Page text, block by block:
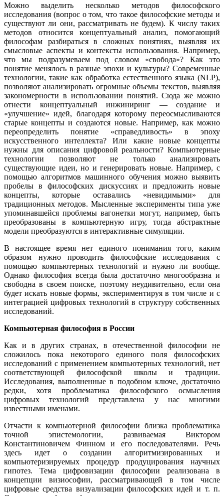
Можно выделить несколько методов философского
исследования (вопрос о том, что такое философские методы и
существуют ли они, рассматривать не будем). К числу таких
методов относится концептуальный анализ, помогающий
философам разбираться в сложных понятиях, выявляя их
смысловые аспекты и контексты использования. Например,
что мы подразумеваем под словом «свобода»? Как это
понятие менялось в разные эпохи и культуры? Современные
технологии, такие как обработка естественного языка (NLP),
позволяют анализировать огромные объемы текстов, выявляя
закономерности в использовании понятий. Сюда же можно
отнести концептуальный инжиниринг — создание и
«улучшение» идей, благодаря которому переосмысливаются
старые концепты и создаются новые. Например, как можно
переопределить понятие «справедливость» в эпоху
искусственного интеллекта? Или какие новые концепты
нужны для описания цифровой реальности? Компьютерные
технологии позволяют не только анализировать
существующие идеи, но и генерировать новые. Например, с
помощью алгоритмов машинного обучения можно выявить
пробелы в философских дискуссиях и предложить новые
концепты, которые оставались «невидимыми» для
традиционных методов. Мысленные эксперименты типа уже
упоминавшейся проблемы вагонетки могут, например, быть
преобразованы в компьютерную игру, тогда абстрактные
модели преобразуются в интерактивные симуляции.
В настоящее время нет единого понимания того, каким
образом нужно проводить философские исследования с
помощью компьютерных технологий и нужно ли вообще.
Однако философия всегда была достаточно многообразна и
свободна в своем поиске, поэтому неудивительно, если она
будет искать новые формы, экспериментируя в том числе и с
интеграцией цифровых технологий в структуру собственных
исследований.
Компьютерная философия в России
Как и в других странах, в отечественной философии не
сложилось пока некоторого единого поля философских
исследований с применением компьютерных технологий, нет
соответствующей философской школы и традиции.
Исследования, выполненные в подобном ключе, достаточно
редки, хотя проблематика философского осмысления
цифровых технологий представлена у нас многими
известными именами.
Отчасти к компьютерной философии близка проблематика
точной эпистемологии, развиваемая Виктором
Константиновичем Финном и его последователями. Речь
здесь идет о создании алгоритмизированных и
компьютеризируемых процедур продуцирования научных
гипотез. Тема цифровизации философии реализована в
концепции визиософии, рассматривающей в том числе
цифровые средства визуализации философских идей и т. п.